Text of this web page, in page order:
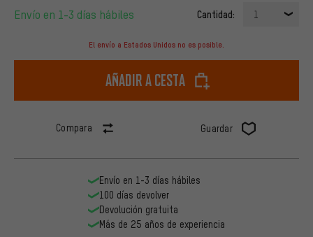
Envío en 1-3 días hábiles Cantidad: 1
El envío a Estados Unidos no es posible.
Añadir a cesta
Compara Guardar
Envío en 1-3 días hábiles
100 días devolver
Devolución gratuita
Más de 25 años de experiencia